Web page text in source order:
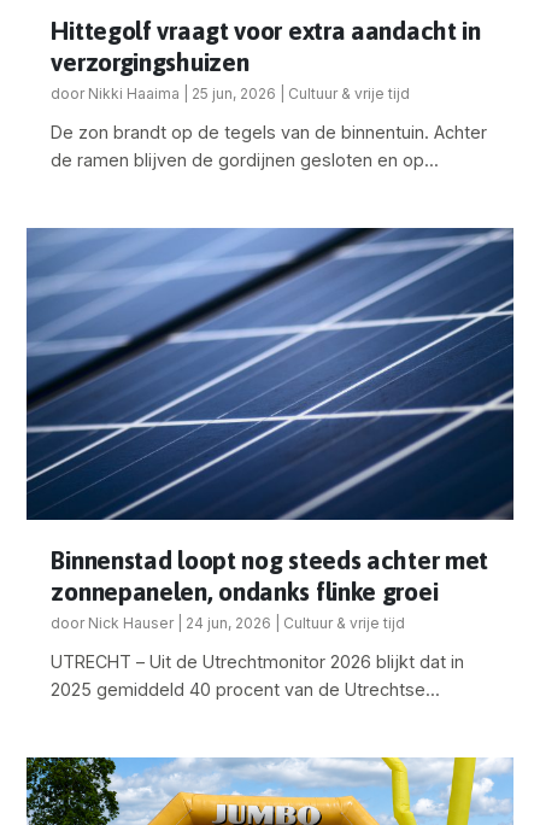
Hittegolf vraagt voor extra aandacht in
verzorgingshuizen
door Nikki Haaima 25 jun, 2026 Cultuur & vrije tijd
De zon brandt op de tegels van de binnentuin. Achter
de ramen blijven de gordijnen gesloten en op...
Binnenstad loopt nog steeds achter met
zonnepanelen, ondanks flinke groei
door Nick Hauser| 24 jun, 2026 Cultuur & vrije tijd
UTRECHT – Uit de Utrechtmonitor 2026 blijkt dat in
2025 gemiddeld 40 procent van de Utrechtse...